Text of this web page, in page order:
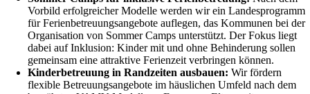
Vorbild erfolgreicher Modelle werden wir ein Landesprogramm
für Ferienbetreuungsangebote auflegen, das Kommunen bei der
Organisation von Sommer Camps unterstützt. Der Fokus liegt
dabei auf Inklusion: Kinder mit und ohne Behinderung sollen
gemeinsam eine attraktive Ferienzeit verbringen können.
Kinderbetreuung in Randzeiten ausbauen: Wir fördern
flexible Betreuungsangebote im häuslichen Umfeld nach dem